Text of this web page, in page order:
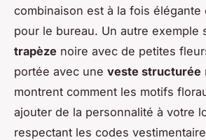
combinaison est à la fois élégante
pour le bureau. Un autre exemple
trapèze noire avec de petites
portée avec une veste structurée
montrent comment les motifs
ajouter de la personnalité à votre
respectant les codes